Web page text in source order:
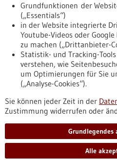
Nach oben
Informiert bleiben
Newsletter abonnieren
Grundfunktionen der
(„Essentials“)
in der Website integrierte
Youtube-Videos oder
zu machen („Drittanbieter-
Statistik- und Tracking-
verstehen, wie
um Optimierungen für Sie
(„Analyse-Cookies“).
Sie können jeder Zeit in der
Zustimmung widerrufen oder
Grundlegendes
Alle